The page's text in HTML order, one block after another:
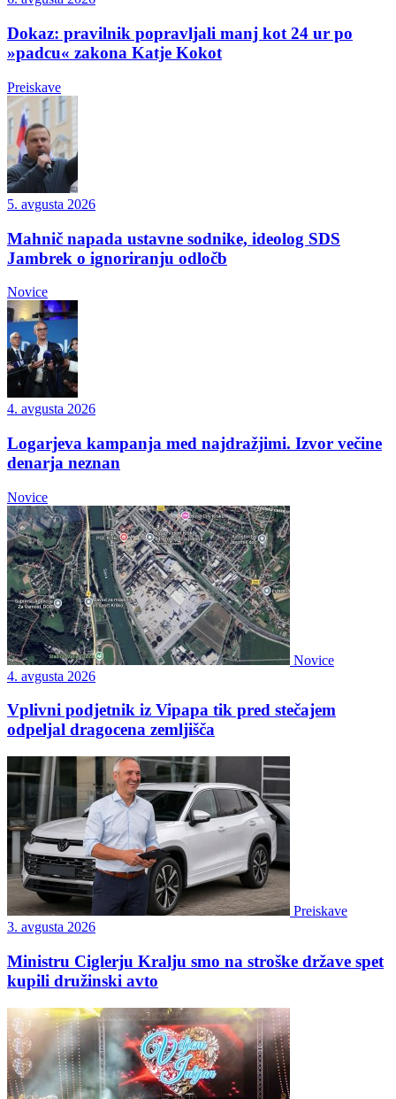
Dokaz: pravilnik popravljali manj kot 24 ur po
»padcu« zakona Katje Kokot
Preiskave
5. avgusta 2026
Mahnič napada ustavne sodnike, ideolog SDS
Jambrek o ignoriranju odločb
Novice
4. avgusta 2026
Logarjeva kampanja med najdražjimi. Izvor večine
denarja neznan
Novice
Novice
4. avgusta 2026
Vplivni podjetnik iz Vipapa tik pred stečajem
odpeljal dragocena zemljišča
Preiskave
3. avgusta 2026
Ministru Ciglerju Kralju smo na stroške države spet
kupili družinski avto